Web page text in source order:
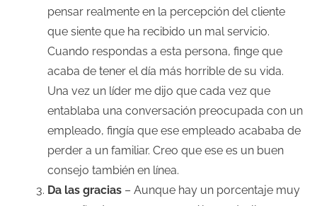
pensar realmente en la percepción del cliente
que siente que ha recibido un mal servicio.
Cuando respondas a esta persona, finge que
acaba de tener el día más horrible de su vida.
Una vez un líder me dijo que cada vez que
entablaba una conversación preocupada con un
empleado, fingía que ese empleado acababa de
perder a un familiar. Creo que ese es un buen
consejo también en línea.
Da las gracias– Aunque hay un porcentaje muy